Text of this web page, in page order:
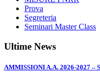
Prova
Segreteria
Seminari Master Class
Ultime News
AMMISSIONI A.A. 2026-2027 –